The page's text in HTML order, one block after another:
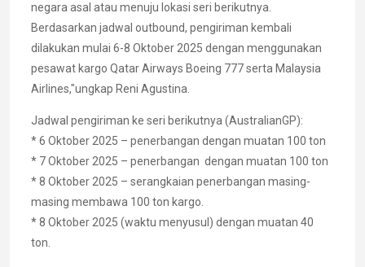
negara asal atau menuju lokasi seri berikutnya.
Berdasarkan jadwal outbound, pengiriman kembali
dilakukan mulai 6-8 Oktober 2025 dengan menggunakan
pesawat kargo Qatar Airways Boeing 777 serta Malaysia
Airlines,"ungkap Reni Agustina.
Jadwal pengiriman ke seri berikutnya (AustralianGP):
* 6 Oktober 2025 – penerbangan dengan muatan 100 ton
* 7 Oktober 2025 – penerbangan dengan muatan 100 ton
* 8 Oktober 2025 – serangkaian penerbangan masing-
masing membawa 100 ton kargo.
* 8 Oktober 2025 (waktu menyusul) dengan muatan 40
ton.